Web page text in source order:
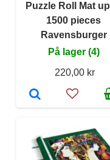
Puzzle Roll Mat
1500 pieces
Ravensburger
På lager (4)
220,00 kr